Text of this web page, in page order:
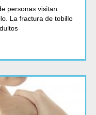
personas visitan
La fractura de tobillo